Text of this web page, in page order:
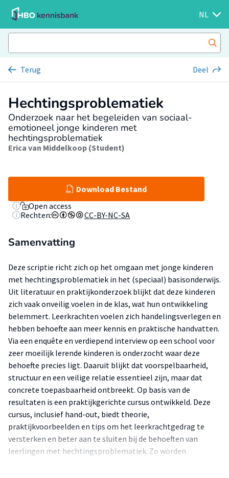
NL
Terug Deel
Hechtingsproblematiek
Onderzoek naar het begeleiden van sociaal-
emotioneel jonge kinderen met
hechtingsproblematiek
Erica van Middelkoop (Student)
Download Bestand
Open access
Rechten:
CC-BY-NC-SA
Samenvatting
Deze scriptie richt zich op het omgaan met jonge kinderen
met hechtingsproblematiek in het (speciaal) basisonderwijs.
Uit literatuur en praktijkonderzoek blijkt dat deze kinderen
zich vaak onveilig voelen in de klas, wat hun ontwikkeling
belemmert. Leerkrachten voelen zich handelingsverlegen en
hebben behoefte aan meer kennis en praktische handvatten.
Via een enquête en verdiepend interview op een school voor
zeer moeilijk lerende kinderen is onderzocht waar deze
behoefte precies ligt. Daaruit blijkt dat voorspelbaarheid,
structuur en een veilige relatie essentieel zijn, maar dat
concrete toepasbaarheid ontbreekt. Op basis van de
resultaten is een praktijkgerichte cursus ontwikkeld. Deze
cursus, inclusief hand-out, biedt theorie,
praktijkvoorbeelden en tips om het leerkrachtgedrag te
versterken en beter aan te sluiten bij de behoeften van
leerlingen met hechtingsproblematiek. Zo worden